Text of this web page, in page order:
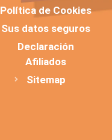
Política de Cookies
Sus datos seguros
Declaración
Afiliados
Sitemap